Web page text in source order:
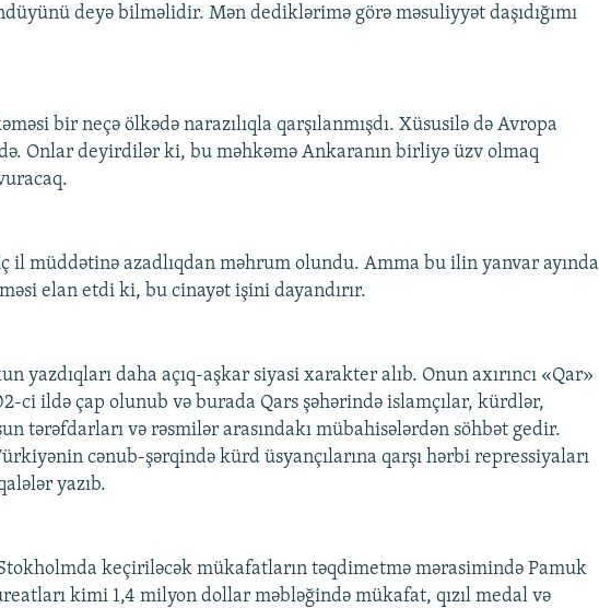
deyə bilməlidir. Mən dediklərimə görə məsuliyyət daşıdığımı
bir neçə ölkədə narazılıqla qarşılanmışdı. Xüsusilə də Avropa
Onlar deyirdilər ki, bu məhkəmə Ankaranın birliyə üzv olmaq
il müddətinə azadlıqdan məhrum olundu. Amma bu ilin yanvar ayında
elan etdi ki, bu cinayət işini dayandırır.
yazdıqları daha açıq-aşkar siyasi xarakter alıb. Onun axırıncı «Qar»
ci ildə çap olunub və burada Qars şəhərində islamçılar, kürdlər,
tərəfdarları və rəsmilər arasındakı mübahisələrdən söhbət gedir.
cənub-şərqində kürd üsyançılarına qarşı hərbi repressiyaları
yazıb.
keçiriləcək mükafatların təqdimetmə mərasimində Pamuk
kimi 1,4 milyon dollar məbləğində mükafat, qızıl medal və